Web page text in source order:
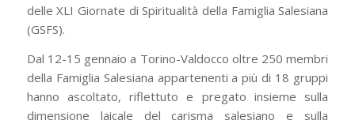
delle XLI Giornate di Spiritualità della Famiglia Salesiana
(GSFS).
Dal 12-15 gennaio a Torino-Valdocco oltre 250 membri
della Famiglia Salesiana appartenenti a più di 18 gruppi
hanno ascoltato, riflettuto e pregato insieme sulla
dimensione laicale del carisma salesiano e sulla